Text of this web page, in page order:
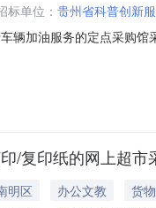
标单位： 贵州省科普创新
辆加油服务的定点采购
项目所在行政区
/复印纸的网上超市
明区 办公文教
货物